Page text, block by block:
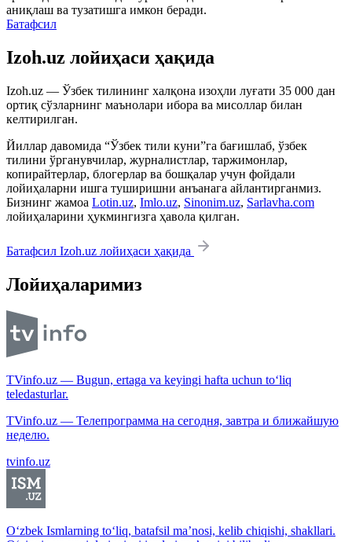
аниқлаш ва тузатишга имкон беради.
Батафсил
Izoh.uz лойиҳаси ҳақида
Izoh.uz — Ўзбек тилининг халқона изоҳли луғати 35 000 дан
ортиқ сўзларнинг маънолари ибора ва мисоллар билан
келтирилган.
Йиллар давомида “Ўзбек тили куни”га бағишлаб, ўзбек
тилини ўрганувчилар, журналистлар, таржимонлар,
копирайтерлар, блогерлар ва бошқалар учун фойдали
лойиҳаларни ишга туширишни анъанага айлантирганмиз.
Бизнинг жамоа Lotin.uz, Imlo.uz, Sinonim.uz, Sarlavha.com
лойиҳаларини ҳукмингизга ҳавола қилган.
Батафсил Izoh.uz лойиҳаси ҳақида
Лойиҳаларимиз
TVinfo.uz — Bugun, ertaga va keyingi hafta uchun to‘liq
teledasturlar.
TVinfo.uz — Телепрограмма на сегодня, завтра и ближайшую
неделю.
tvinfo.uz
O‘zbek Ismlarning to‘liq, batafsil ma’nosi, kelib chiqishi, shakllari.